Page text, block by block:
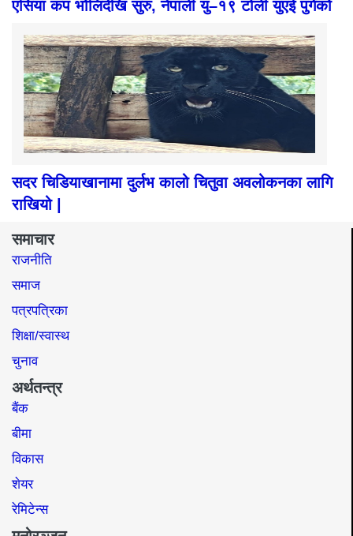
एसिया कप भोलिदेखि सुरु, नेपाली यु–१९ टोली युएई पुगेको
सदर चिडियाखानामा दुर्लभ कालो चितुवा अवलोकनका लागि
राखियो |
समाचार
राजनीति
समाज​
पत्रपत्रिका
शिक्षा/स्वास्थ
चुनाव
अर्थतन्त्र
बैंक
बीमा
विकास
शेयर
रेमिटेन्स